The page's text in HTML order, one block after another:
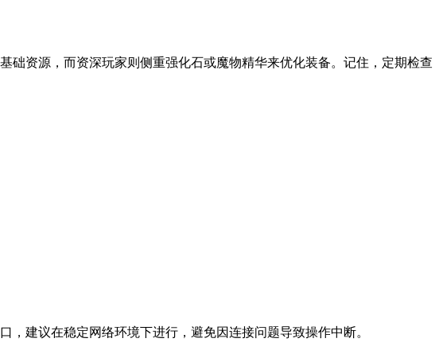
资源，而资深玩家则侧重强化石或魔物精华来优化装备。记住，定期检查
建议在稳定网络环境下进行，避免因连接问题导致操作中断。